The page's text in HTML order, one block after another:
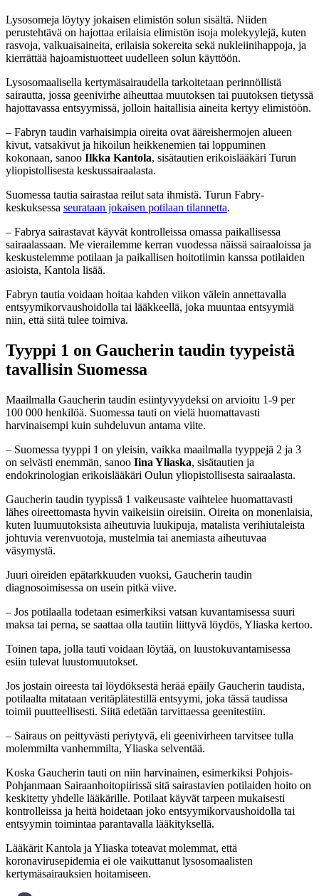
Lysosomeja löytyy jokaisen elimistön solun sisältä. Niiden
perustehtävä on hajottaa erilaisia elimistön isoja molekyylejä, kuten
rasvoja, valkuaisaineita, erilaisia sokereita sekä nukleiinihappoja, ja
kierrättää hajoamistuotteet uudelleen solun käyttöön.
Lysosomaalisella kertymäsairaudella tarkoitetaan perinnöllistä
sairautta, jossa geenivirhe aiheuttaa muutoksen tai puutoksen tietyssä
hajottavassa entsyymissä, jolloin haitallisia aineita kertyy elimistöön.
– Fabryn taudin varhaisimpia oireita ovat ääreishermojen alueen
kivut, vatsakivut ja hikoilun heikkenemien tai loppuminen
kokonaan, sanoo Ilkka Kantola, sisätautien erikoislääkäri Turun
yliopistollisesta keskussairaalasta.
Suomessa tautia sairastaa reilut sata ihmistä. Turun Fabry-
keskuksessa seurataan jokaisen potilaan tilannetta.
– Fabrya sairastavat käyvät kontrolleissa omassa paikallisessa
sairaalassaan. Me vierailemme kerran vuodessa näissä sairaaloissa ja
keskustelemme potilaan ja paikallisen hoitotiimin kanssa potilaiden
asioista, Kantola lisää.
Fabryn tautia voidaan hoitaa kahden viikon välein annettavalla
entsyymikorvaushoidolla tai lääkkeellä, joka muuntaa entsyymiä
niin, että siitä tulee toimiva.
Tyyppi 1 on Gaucherin taudin tyypeistä
tavallisin Suomessa
Maailmalla Gaucherin taudin esiintyvyydeksi on arvioitu 1-9 per
100 000 henkilöä. Suomessa tauti on vielä huomattavasti
harvinaisempi kuin suhdeluvun antama viite.
– Suomessa tyyppi 1 on yleisin, vaikka maailmalla tyyppejä 2 ja 3
on selvästi enemmän, sanoo Iina Yliaska, sisätautien ja
endokrinologian erikoislääkäri Oulun yliopistollisesta sairaalasta.
Gaucherin taudin tyypissä 1 vaikeusaste vaihtelee huomattavasti
lähes oireettomasta hyvin vaikeisiin oireisiin. Oireita on monenlaisia,
kuten luumuutoksista aiheutuvia luukipuja, matalista verihiutaleista
johtuvia verenvuotoja, mustelmia tai anemiasta aiheutuvaa
väsymystä.
Juuri oireiden epätarkkuuden vuoksi, Gaucherin taudin
diagnosoimisessa on usein pitkä viive.
– Jos potilaalla todetaan esimerkiksi vatsan kuvantamisessa suuri
maksa tai perna, se saattaa olla tautiin liittyvä löydös, Yliaska kertoo.
Toinen tapa, jolla tauti voidaan löytää, on luustokuvantamisessa
esiin tulevat luustomuutokset.
Jos jostain oireesta tai löydöksestä herää epäily Gaucherin taudista,
potilaalta mitataan veritäplätestillä entsyymi, joka tässä taudissa
toimii puutteellisesti. Siitä edetään tarvittaessa geenitestiin.
– Sairaus on peittyvästi periytyvä, eli geenivirheen tarvitsee tulla
molemmilta vanhemmilta, Yliaska selventää.
Koska Gaucherin tauti on niin harvinainen, esimerkiksi Pohjois-
Pohjanmaan Sairaanhoitopiirissä sitä sairastavien potilaiden hoito on
keskitetty yhdelle lääkärille. Potilaat käyvät tarpeen mukaisesti
kontrolleissa ja heitä hoidetaan joko entsyymikorvaushoidolla tai
entsyymin toimintaa parantavalla lääkityksellä.
Lääkärit Kantola ja Yliaska toteavat molemmat, että
koronavirusepidemia ei ole vaikuttanut lysosomaalisten
kertymäsairauksien hoitamiseen.